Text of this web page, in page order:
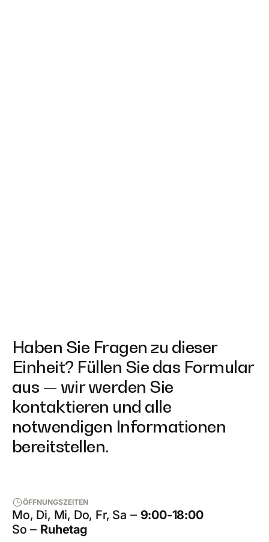
Haben Sie Fragen zu dieser
Einheit? Füllen Sie das Formular
aus — wir werden Sie
kontaktieren und alle
notwendigen Informationen
bereitstellen.
ÖFFNUNGSZEITEN
Mo, Di, Mi, Do, Fr, Sa ‒ 9:00-18:00
So ‒ Ruhetag